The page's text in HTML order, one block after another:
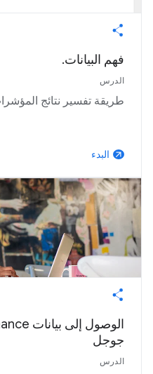
فهم البيانات.
الدرس
طريقة تفسير نتائج
arrow_outward البدء
جوجل
الدرس